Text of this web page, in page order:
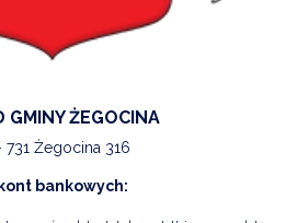
GMINY ŻEGOCINA
731 Żegocina 316
bankowych: